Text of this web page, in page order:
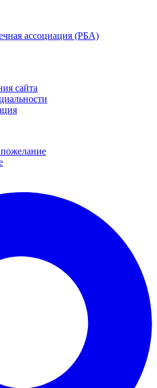
ассоциация (РБА)
сайта